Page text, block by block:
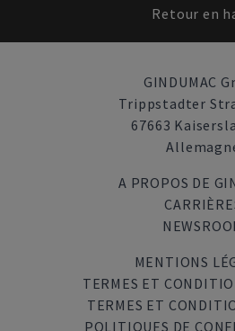
Retour en
GINDUMAC
Trippstadter
67663
A PROPOS DE
MENTIONS
TERMES ET
TERMES ET
POLITIQUES DE